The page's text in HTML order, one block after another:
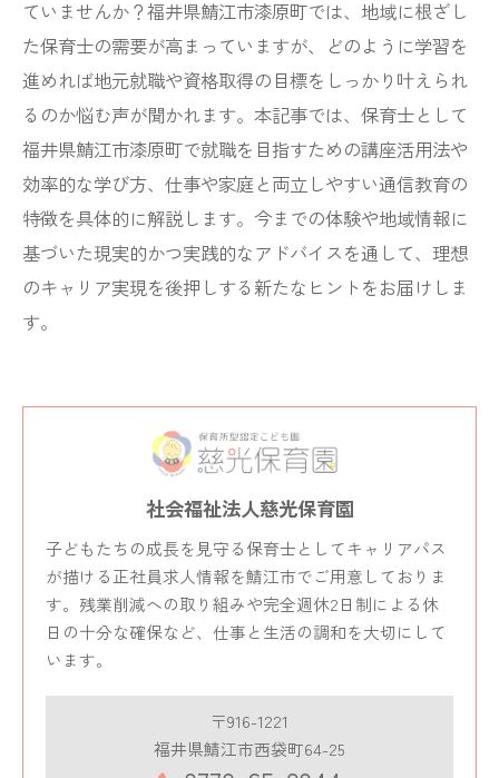
ていませんか？福井県鯖江市漆原町では、地域に根ざし
た保育士の需要が高まっていますが、どのように学習を
進めれば地元就職や資格取得の目標をしっかり叶えられ
るのか悩む声が聞かれます。本記事では、保育士として
福井県鯖江市漆原町で就職を目指すための講座活用法や
効率的な学び方、仕事や家庭と両立しやすい通信教育の
特徴を具体的に解説します。今までの体験や地域情報に
基づいた現実的かつ実践的なアドバイスを通して、理想
のキャリア実現を後押しする新たなヒントをお届けしま
す。
社会福祉法人慈光保育園
子どもたちの成長を見守る保育士としてキャリアパス
が描ける正社員求人情報を鯖江市でご用意しておりま
す。残業削減への取り組みや完全週休2日制による休
日の十分な確保など、仕事と生活の調和を大切にして
います。
〒916-1221
福井県鯖江市西袋町64-25